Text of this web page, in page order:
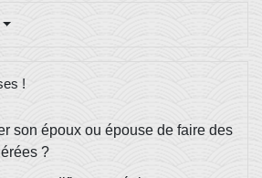
!
son époux ou épouse de faire des
?